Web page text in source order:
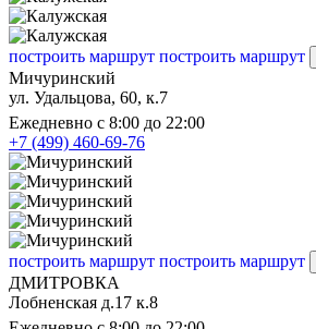
построить маршрут построить маршрут
Мичуринский
ул. Удальцова, 60, к.7
Ежедневно с 8:00 до 22:00
+7 (499) 460-69-76
построить маршрут построить маршрут
ДМИТРОВКА
Лобненская д.17 к.8